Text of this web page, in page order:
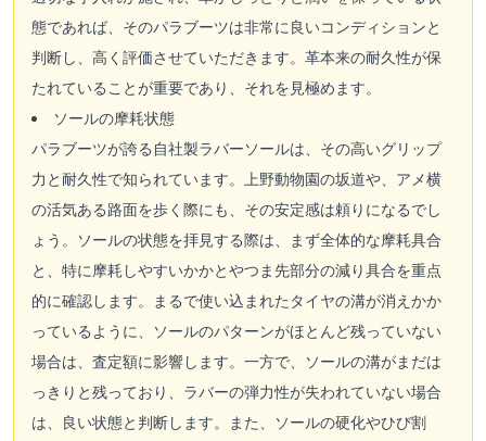
態であれば、そのパラブーツは非常に良いコンディションと
判断し、高く評価させていただきます。革本来の耐久性が保
たれていることが重要であり、それを見極めます。
ソールの摩耗状態
パラブーツが誇る自社製ラバーソールは、その高いグリップ
力と耐久性で知られています。上野動物園の坂道や、アメ横
の活気ある路面を歩く際にも、その安定感は頼りになるでし
ょう。ソールの状態を拝見する際は、まず全体的な摩耗具合
と、特に摩耗しやすいかかとやつま先部分の減り具合を重点
的に確認します。まるで使い込まれたタイヤの溝が消えかか
っているように、ソールのパターンがほとんど残っていない
場合は、査定額に影響します。一方で、ソールの溝がまだは
っきりと残っており、ラバーの弾力性が失われていない場合
は、良い状態と判断します。また、ソールの硬化やひび割